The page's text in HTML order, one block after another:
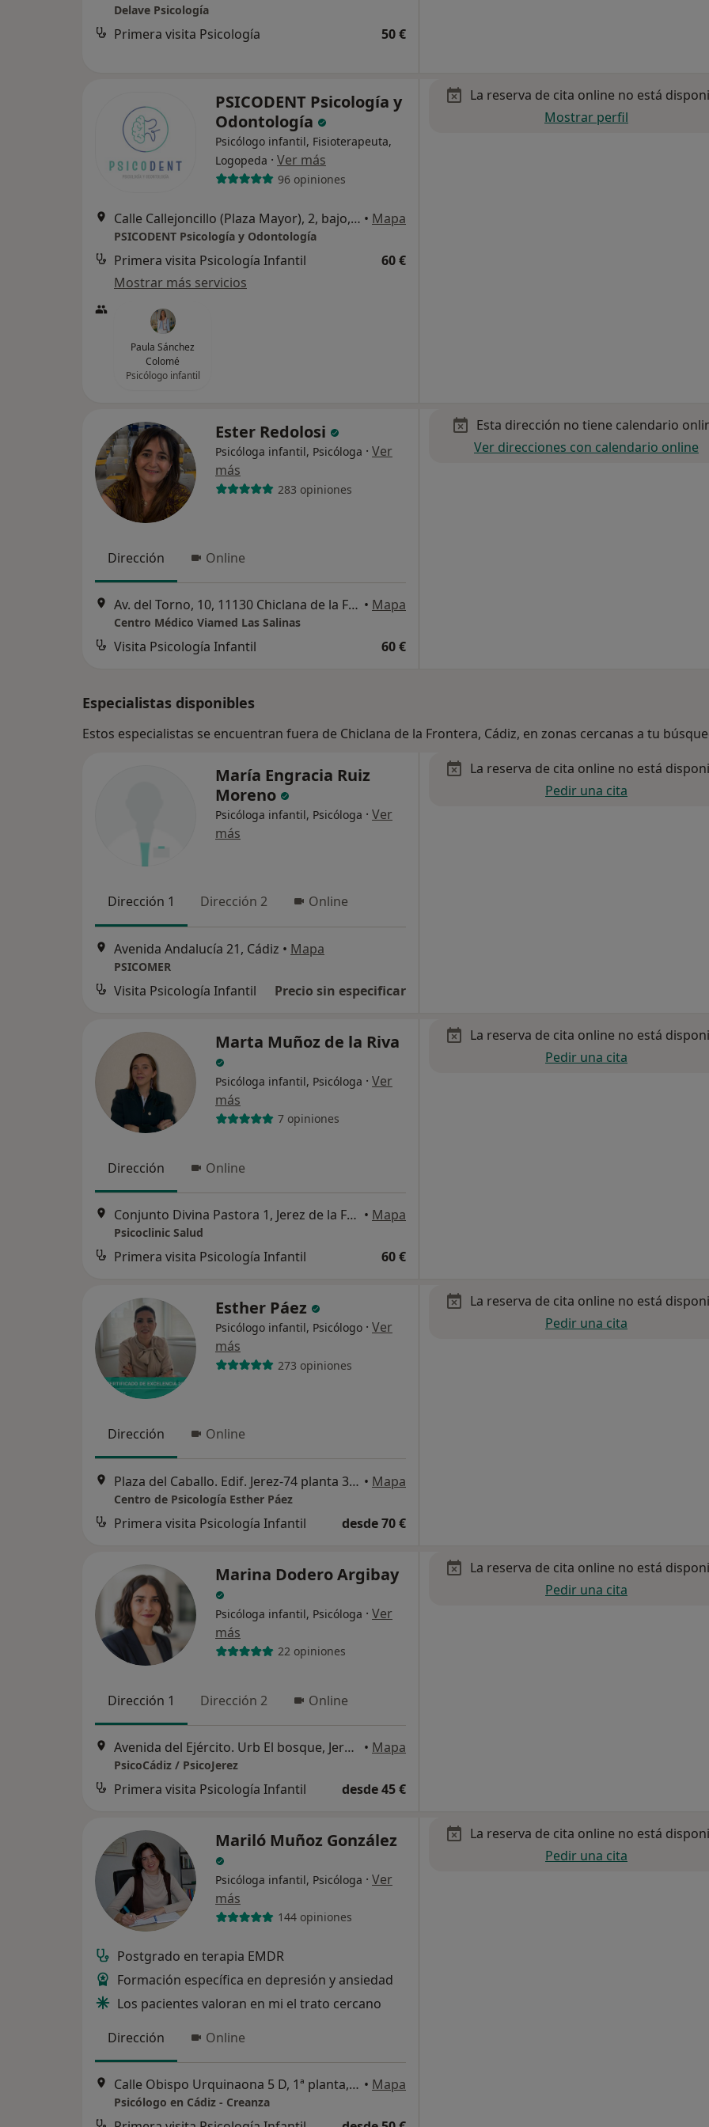
Delave Psicología
Primera visita Psicología 50 €
PSICODENT Psicología y
Odontología
Psicólogo infantil, Fisioterapeuta,
Logopeda · Ver más
96 opiniones
Calle Callejoncillo (Plaza Mayor), 2, bajo, Chiclana de la Frontera • Mapa
PSICODENT Psicología y Odontología
Primera visita Psicología Infantil
60 €
Mostrar más servicios
Paula Sánchez
Colomé
Psicólogo infantil
La reserva de cita online no está
Mostrar perfil
Ester Redolosi
Psicóloga infantil, Psicóloga · Ver
más
283 opiniones
Dirección Online
Av. del Torno, 10, 11130 Chiclana de la Frontera, Cádiz, Spain, Cádiz • Mapa
Centro Médico Viamed Las Salinas
Visita Psicología Infantil 60 €
Esta dirección no tiene calendario
Ver direcciones con calendario online
Especialistas disponibles
Estos especialistas se encuentran fuera de Chiclana de la Frontera, Cádiz, en zonas cercanas a tu
María Engracia Ruiz
Moreno
Psicóloga infantil, Psicóloga · Ver
más
Dirección 1 Dirección 2 Online
Avenida Andalucía 21, Cádiz • Mapa
PSICOMER
Visita Psicología Infantil Precio sin especificar
La reserva de cita online no está
Pedir una cita
Marta Muñoz de la Riva
Psicóloga infantil, Psicóloga · Ver
más
7 opiniones
Dirección Online
Conjunto Divina Pastora 1, Jerez de la Frontera • Mapa
Psicoclinic Salud
Primera visita Psicología Infantil 60 €
La reserva de cita online no está
Pedir una cita
Esther Páez
Psicólogo infantil, Psicólogo · Ver
más
273 opiniones
Dirección Online
Plaza del Caballo. Edif. Jerez-74 planta 3ª nº12., Jerez de la Frontera • Mapa
Centro de Psicología Esther Páez
Primera visita Psicología Infantil desde 70 €
La reserva de cita online no está
Pedir una cita
Marina Dodero Argibay
Psicóloga infantil, Psicóloga · Ver
más
22 opiniones
Dirección 1 Dirección 2 Online
Avenida del Ejército. Urb El bosque, Jerez de la Frontera • Mapa
PsicoCádiz / PsicoJerez
Primera visita Psicología Infantil desde 45 €
La reserva de cita online no está
Pedir una cita
Mariló Muñoz González
Psicóloga infantil, Psicóloga · Ver
más
144 opiniones
Postgrado en terapia EMDR
Formación específica en depresión y ansiedad
Los pacientes valoran en mi el trato cercano
Dirección
Online
Calle Obispo Urquinaona 5 D, 1ª planta, Cádiz • Mapa
Psicólogo en Cádiz - Creanza
La reserva de cita online no está
Pedir una cita